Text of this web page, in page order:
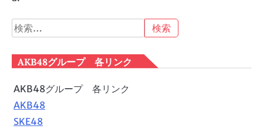
検
索:
AKB48グループ 各リンク
AKB48グループ 各リンク
AKB48
SKE48